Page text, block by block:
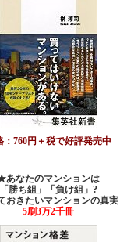
：760円＋税で好評発売中
あなたのマンションは
「勝ち組」「負け組」?
おきたいマンションの真実
5刷3万2千冊